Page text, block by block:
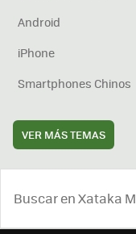
Android
iPhone
Smartphones Chinos
VER MÁS TEMAS